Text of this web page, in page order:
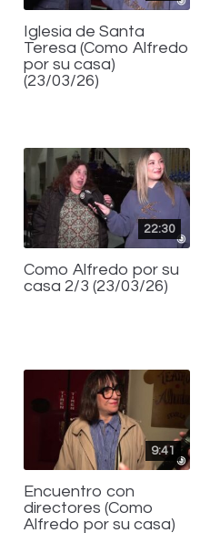
Iglesia de Santa
Teresa (Como Alfredo
por su casa)
(23/03/26)
22:30
Como Alfredo por su
casa 2/3 (23/03/26)
9:41
Encuentro con
directores (Como
Alfredo por su casa)